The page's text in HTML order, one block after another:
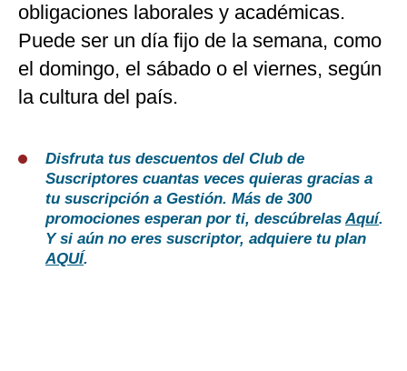
obligaciones laborales y académicas.
Puede ser un día fijo de la semana, como
el domingo, el sábado o el viernes, según
la cultura del país.
Disfruta tus descuentos del Club de
Suscriptores cuantas veces quieras gracias a
tu suscripción a Gestión. Más de 300
promociones esperan por ti, descúbrelasAquí.
Y si aún no eres suscriptor, adquiere tu plan
AQUÍ.